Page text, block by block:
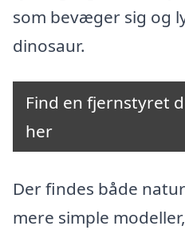
som bevæger sig og
dinosaur.
Find en fjernstyret
her
Der findes både
mere simple